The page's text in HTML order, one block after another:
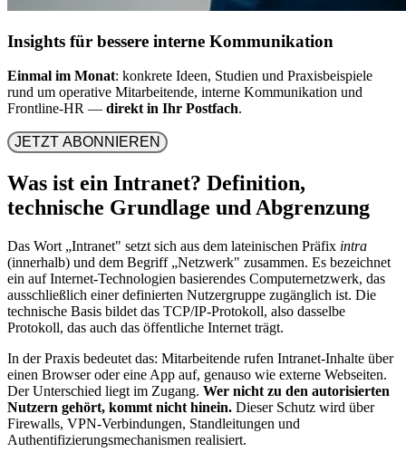
Insights für bessere interne Kommunikation
Einmal im Monat: konkrete Ideen, Studien und Praxisbeispiele
rund um operative Mitarbeitende, interne Kommunikation und
Frontline-HR — direkt in Ihr Postfach.
JETZT ABONNIEREN
Was ist ein Intranet? Definition,
technische Grundlage und Abgrenzung
Das Wort „Intranet" setzt sich aus dem lateinischen Präfix intra
(innerhalb) und dem Begriff „Netzwerk" zusammen. Es bezeichnet
ein auf Internet-Technologien basierendes Computernetzwerk, das
ausschließlich einer definierten Nutzergruppe zugänglich ist. Die
technische Basis bildet das TCP/IP-Protokoll, also dasselbe
Protokoll, das auch das öffentliche Internet trägt.
In der Praxis bedeutet das: Mitarbeitende rufen Intranet-Inhalte über
einen Browser oder eine App auf, genauso wie externe Webseiten.
Der Unterschied liegt im Zugang. Wer nicht zu den autorisierten
Nutzern gehört, kommt nicht hinein. Dieser Schutz wird über
Firewalls, VPN-Verbindungen, Standleitungen und
Authentifizierungsmechanismen realisiert.